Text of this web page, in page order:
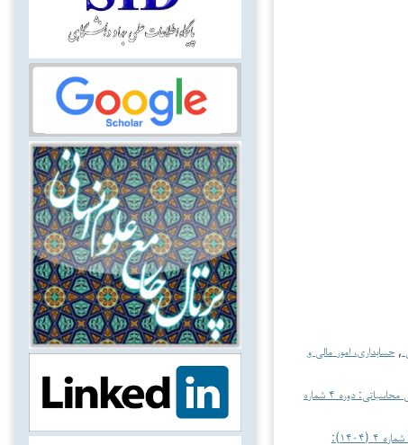
, حسابداری، امور مالی و
حسابداری، امور مالی و هوش محاسباتی: دوره ۴ شماره
حسابداری، امور مالی و هوش محاسباتی: دوره ۳ شماره ۴ (۱۴۰۴):